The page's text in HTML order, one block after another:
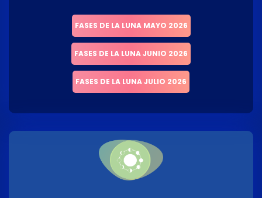
FASES DE LA LUNA MAYO 2026
FASES DE LA LUNA JUNIO 2026
FASES DE LA LUNA JULIO 2026